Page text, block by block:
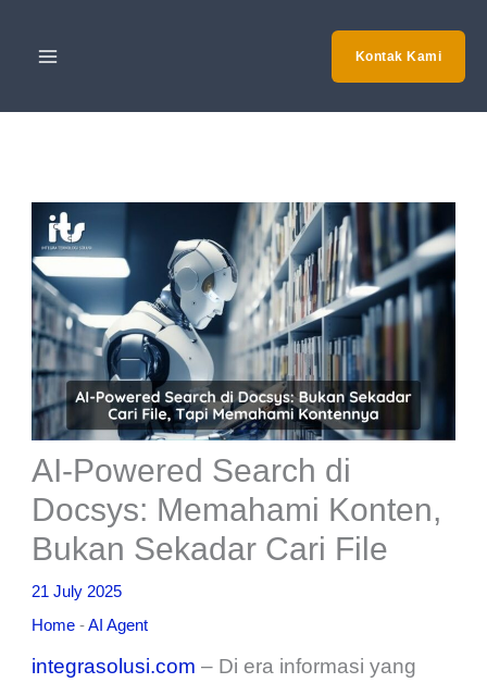
Kontak Kami
AI-Powered Search di
Docsys: Memahami Konten,
Bukan Sekadar Cari File
21 July 2025
Home -AI Agent
integrasolusi.com – Di era informasi yang